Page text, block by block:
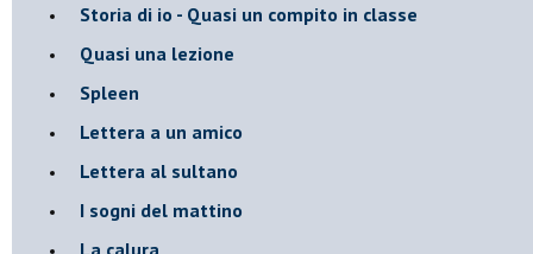
Storia di io - Quasi un compito in classe
Quasi una lezione
Spleen
Lettera a un amico
Lettera al sultano
I sogni del mattino
La calura